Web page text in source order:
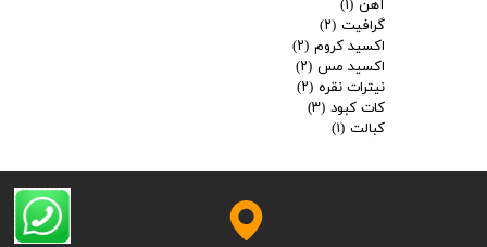
آهن (۱)
گرافیت (۲)
اکسید کروم (۲)
اکسید مس (۲)
نیترات نقره (۲)
کات کبود (۳)
کبالت (۱)